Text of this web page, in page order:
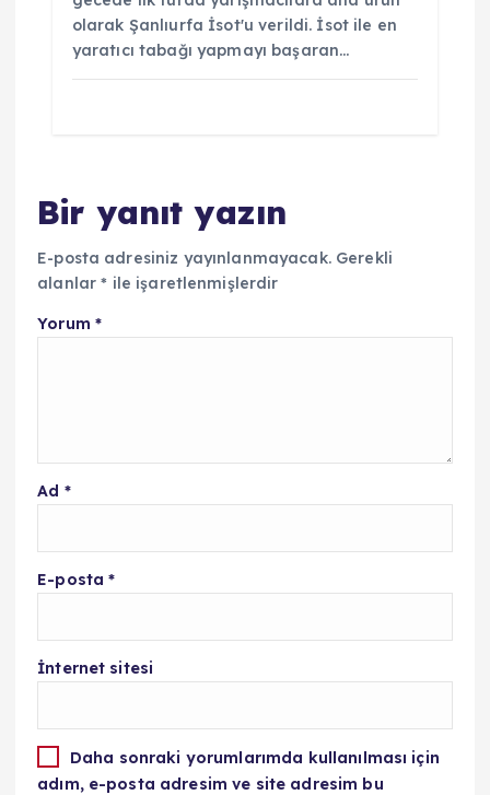
olarak Şanlıurfa İsot'u verildi. İsot ile en
yaratıcı tabağı yapmayı başaran…
Bir yanıt yazın
E-posta adresiniz yayınlanmayacak. Gerekli
alanlar* ile işaretlenmişlerdir
Yorum *
Ad *
E-posta*
İnternet sitesi
Daha sonraki yorumlarımda kullanılması için
adım, e-posta adresim ve site adresim bu